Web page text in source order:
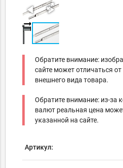
Обратите внимание:
сайте может отличаться
внешнего вида товара.
Обратите внимание: из-за
валют реальная цена
указанной на сайте.
Артикул: